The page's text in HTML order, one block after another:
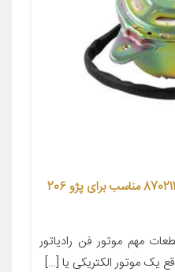
موتور فن دو دور الدورا کد 87021253 مناسب برای پژو 206
مهم موتور فن رادیاتور
یک موتور الکتریکی یا […]